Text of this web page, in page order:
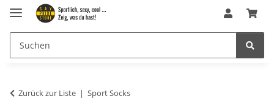
Zurück zur Liste Sport Socks